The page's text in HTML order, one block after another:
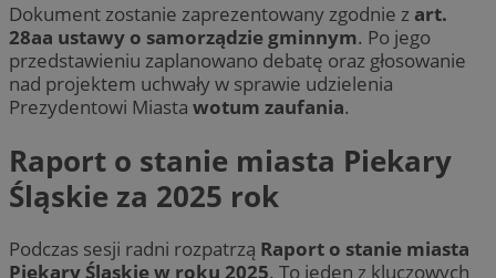
Dokument zostanie zaprezentowany zgodnie z art.
28aa ustawy o samorządzie gminnym. Po jego
przedstawieniu zaplanowano debatę oraz głosowanie
nad projektem uchwały w sprawie udzielenia
Prezydentowi Miasta wotum zaufania.
Raport o stanie miasta Piekary
Śląskie za 2025 rok
Podczas sesji radni rozpatrzą Raport o stanie miasta
Piekary Śląskie w roku 2025. To jeden z kluczowych